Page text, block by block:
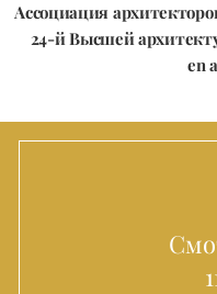
Ассоциация
24-й Высшей
en